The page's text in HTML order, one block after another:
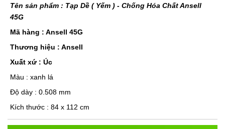
Tên sản phẩm : Tạp Dề ( Yếm ) - Chống Hóa Chất Ansell
45G
Mã hàng : Ansell 45G
Thương hiệu : Ansell
Xuất xứ : Úc
Màu : xanh lá
Độ dày : 0.508 mm
Kích thước : 84 x 112 cm